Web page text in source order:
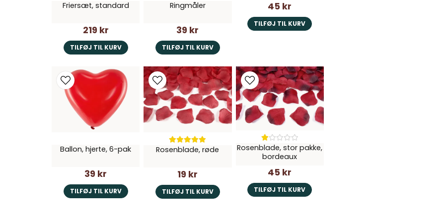
Friersæt, standard
219 kr
TILFØJ TIL KURV
Ringmåler
39 kr
TILFØJ TIL KURV
45 kr
TILFØJ TIL KURV
Ballon, hjerte, 6-pak
39 kr
TILFØJ TIL KURV
Rosenblade, røde
19 kr
TILFØJ TIL KURV
Rosenblade, stor pakke,
bordeaux
45 kr
TILFØJ TIL KURV